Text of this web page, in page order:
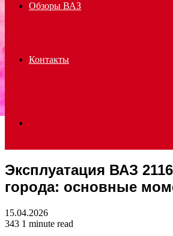
Обзоры ВАЗ
Контакты
for
Эксплуатация ВАЗ
города: основные
15.04.2026
343 1 minute read